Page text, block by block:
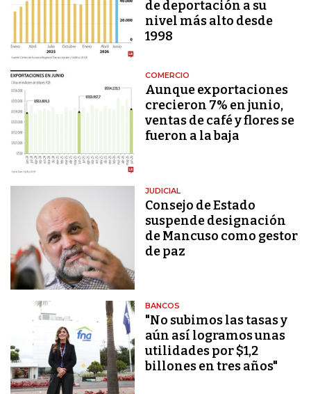
de deportación a su
nivel más alto desde
1998
COMERCIO
Aunque exportaciones
crecieron 7% en junio,
ventas de café y flores se
fueron a la baja
JUDICIAL
Consejo de Estado
suspende designación
de Mancuso como gestor
de paz
BANCOS
"No subimos las tasas y
aún así logramos unas
utilidades por $1,2
billones en tres años"